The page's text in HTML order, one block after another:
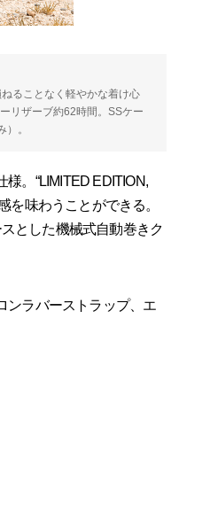
ることなく軽やかな着け心
リザーブ約62時間。SSケー
。
。“LIMITED EDITION,
を味わうことができる。
とした機械式自動巻きク
ンラバーストラップ、エ